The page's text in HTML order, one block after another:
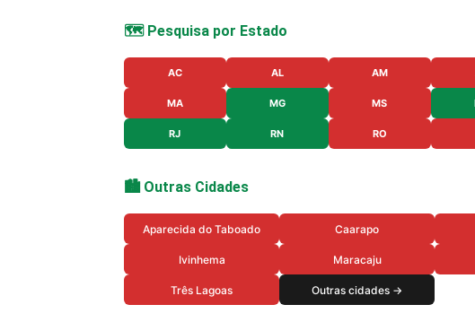
🗺️ Pesquisa por Estado
AC AL AM
MA MG MS
RJ RN RO
🏙️ Outras Cidades
Aparecida do Taboado Caarapo
Ivinhema Maracaju
Três Lagoas Outras cidades →